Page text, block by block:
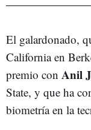
El galardonado,
California en
premio con Anil
State, y que ha
biometría en la